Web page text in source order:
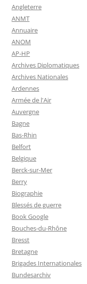
Angleterre
ANMT
Annuaire
ANOM
AP-HP
Archives Diplomatiques
Archives Nationales
Ardennes
Armée de l'Air
Auvergne
Bagne
Bas-Rhin
Belfort
Belgique
Berck-sur-Mer
Berry
Biographie
Blessés de guerre
Book Google
Bouches-du-Rhône
Bresst
Bretagne
Brigades Internationales
Bundesarchiv